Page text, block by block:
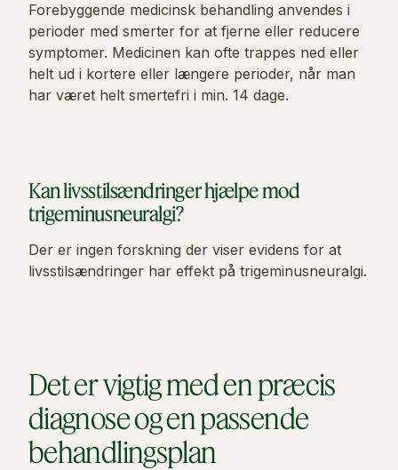
Forebyggende medicinsk behandling anvendes i
perioder med smerter for at fjerne eller reducere
symptomer. Medicinen kan ofte trappes ned eller
helt ud i kortere eller længere perioder, når man
har været helt smertefri i min. 14 dage.
Kan livsstilsændringer hjælpe mod
trigeminusneuralgi?
Der er ingen forskning der viser evidens for at
livsstilsændringer har effekt på trigeminusneuralgi.
Det er vigtig med en præcis
diagnose og en passende
behandlingsplan